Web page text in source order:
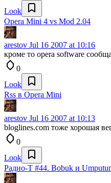
Look
Opera Mini 4 vs Mod 2.04
arestov Jul 16 2007 at 10:16
кроме то opera software
0
Look
Rss в Opera Mini
arestov Jul 16 2007 at 10:13
bloglines.com тоже хорошая
0
Look
Радио-T #44. Bobuk и